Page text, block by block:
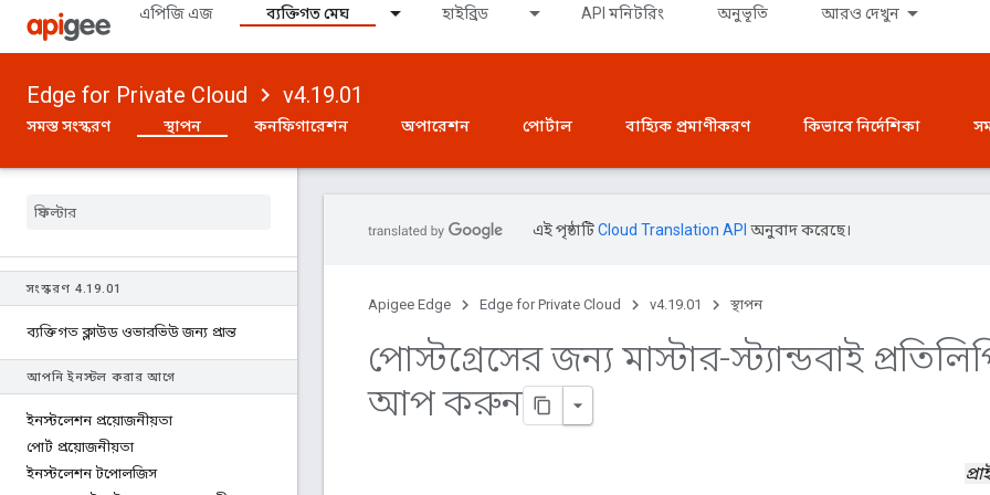
এপিজি এজ ব্যক্তিগত মেঘ হাইব্রিড API মনিটরিং অনুভূতি আরও দেখুন
Edge for Private Cloud v4.19.01
সমস্ত সংস্করণ স্থাপন কনফিগারেশন অপারেশন পোর্টাল বাহ্যিক প্রমাণীকরণ কিভাবে নির্দেশিকা
সংস্করণ 4.19.01
ব্যক্তিগত ক্লাউড ওভারভিউ জন্য প্রান্ত
আপনি ইনস্টল করার আগে
ইনস্টলেশন প্রয়োজনীয়তা
পোর্ট প্রয়োজনীয়তা
ইনস্টলেশন টপোলজিস
এই পৃষ্ঠাটিCloud Translation API অনুবাদ করেছে।
Apigee Edge Edge for Private Cloud v4.19.01 স্থাপন
পোস্টগ্রেসের জন্য মাস্টার-স্ট্যান্ডবাই
আপ করুন